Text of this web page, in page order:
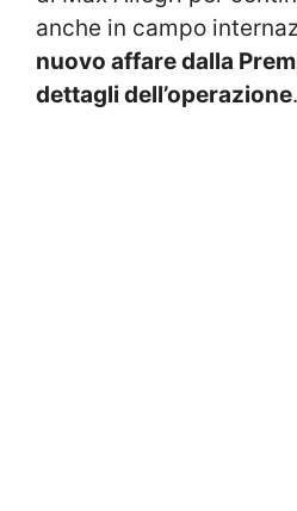
anche in campo
nuovo affare dalla
dettagli dell’operazione.